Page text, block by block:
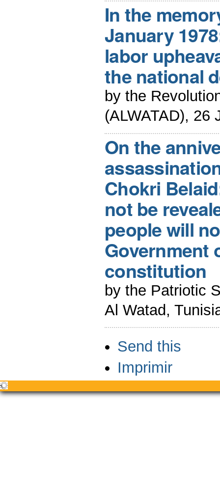
In the
January
labor
the national
by the
(ALWATAD), 26
On the
Chokri
not be
people will
Government
constitution
by the Patriotic
Al Watad,
de
Documento
Send this
Imprimir